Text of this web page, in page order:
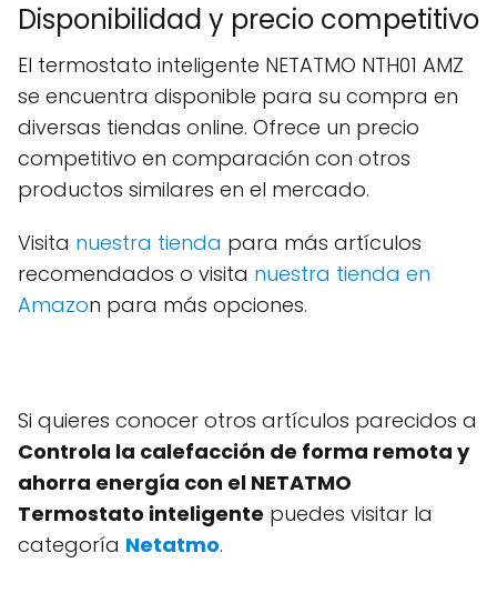
Disponibilidad y precio competitivo
El termostato inteligente NETATMO NTH01 AMZ
se encuentra disponible para su compra en
diversas tiendas online. Ofrece un precio
competitivo en comparación con otros
productos similares en el mercado.
Visita nuestra tienda para más artículos
recomendados o visita nuestra tienda en
Amazon para más opciones.
Si quieres conocer otros artículos parecidos a
Controla la calefacción de forma remota y
ahorra energía con el NETATMO
Termostato inteligente puedes visitar la
categoría Netatmo.